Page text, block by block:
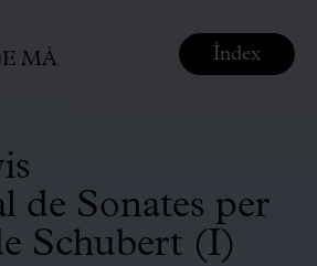
MÀ
Sonates per
Schubert (I)
Índex